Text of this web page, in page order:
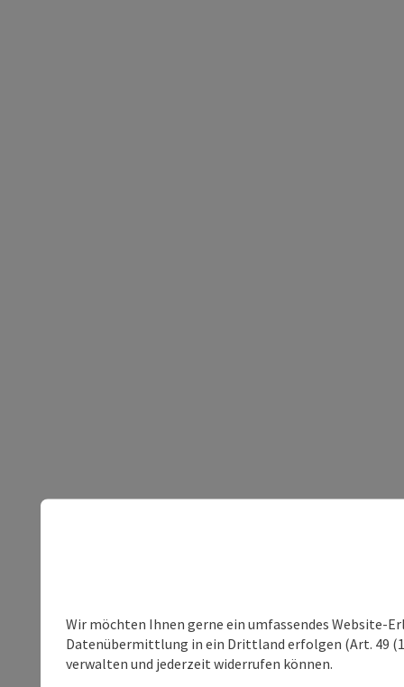
Wir möchten Ihnen gerne ein umfassendes Website-
Datenübermittlung in ein Drittland erfolgen (Art. 49
verwalten und jederzeit widerrufen können.